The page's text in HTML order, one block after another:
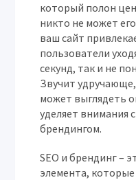
который полон
никто не может
ваш сайт
пользователи
секунд, так и не
Звучит
может выглядеть
уделяет внимания
брендингом.
SEO и брендинг –
элемента,